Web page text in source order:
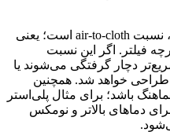
یکی از شاخص‌های مهم در طراحی، نسبت air-to-cloth است؛ یعنی
فیلتر. اگر این نسبت
دچار گرفتگی می‌شوند یا
طراحی خواهد شد. همچنین
باشد؛ برای مثال پلی‌استر
دماهای بالاتر و نومکس